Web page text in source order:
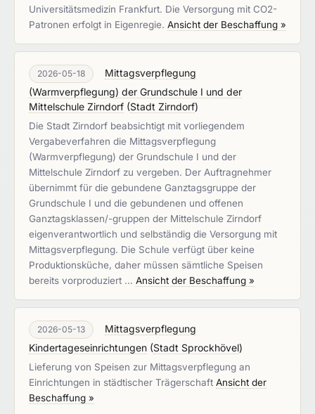
Universitätsmedizin Frankfurt. Die Versorgung mit CO2-
Patronen erfolgt in Eigenregie. Ansicht der Beschaffung »
2026-05-18
Mittagsverpflegung
(Warmverpflegung) der Grundschule I und der
Mittelschule Zirndorf (Stadt Zirndorf)
Die Stadt Zirndorf beabsichtigt mit vorliegendem
Vergabeverfahren die Mittagsverpflegung
(Warmverpflegung) der Grundschule I und der
Mittelschule Zirndorf zu vergeben. Der Auftragnehmer
übernimmt für die gebundene Ganztagsgruppe der
Grundschule I und die gebundenen und offenen
Ganztagsklassen/-gruppen der Mittelschule Zirndorf
eigenverantwortlich und selbständig die Versorgung mit
Mittagsverpflegung. Die Schule verfügt über keine
Produktionsküche, daher müssen sämtliche Speisen
bereits vorproduziert … Ansicht der Beschaffung »
2026-05-13
Mittagsverpflegung
Kindertageseinrichtungen (Stadt Sprockhövel)
Lieferung von Speisen zur Mittagsverpflegung an
Einrichtungen in städtischer Trägerschaft Ansicht der
Beschaffung »